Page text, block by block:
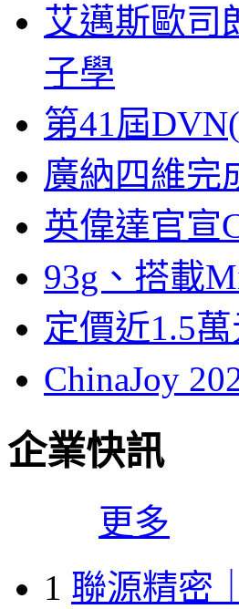
艾邁斯歐司
子學
第41屆
廣納四維完
英偉達官宣
93g、搭載
定價近1.5
ChinaJoy
企業快訊
更多
1 聯源精密